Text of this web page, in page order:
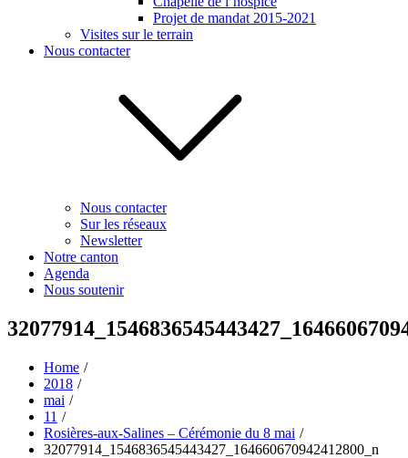
Projet de mandat 2015-2021
Visites sur le terrain
Nous contacter
Nous contacter
Sur les réseaux
Newsletter
Notre canton
Agenda
Nous soutenir
Home
2018
mai
11
Rosières-aux-Salines – Cérémonie du 8 mai
32077914_1546836545443427_164660670942412800_n